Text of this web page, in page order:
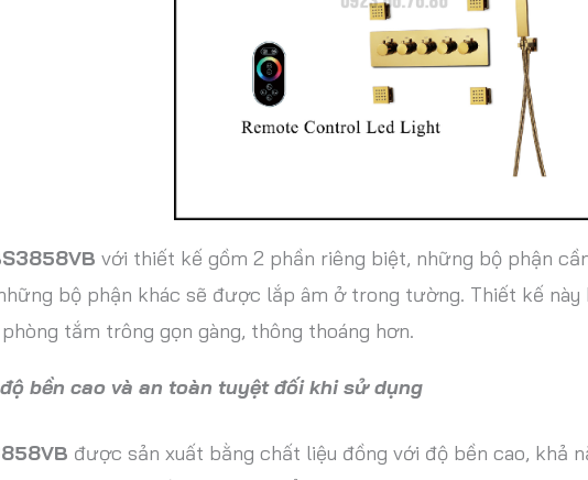
với thiết kế gồm 2 phần riêng biệt, những bộ phận
bộ phận khác sẽ được lắp âm ở trong tường. Thiết kế
tắm trông gọn gàng, thông thoáng hơn.
bền cao và an toàn tuyệt đối khi sử dụng
được sản xuất bằng chất liệu đồng với độ bền cao, khả